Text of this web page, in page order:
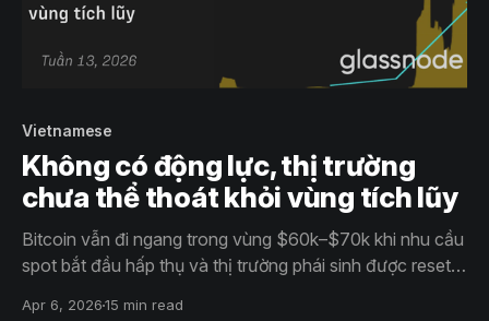
Vietnamese
Không có động lực, thị trường
chưa thể thoát khỏi vùng tích lũy
Bitcoin vẫn đi ngang trong vùng $60k–$70k khi nhu cầu
spot bắt đầu hấp thụ và thị trường phái sinh được reset
Apr 6, 202615 min read